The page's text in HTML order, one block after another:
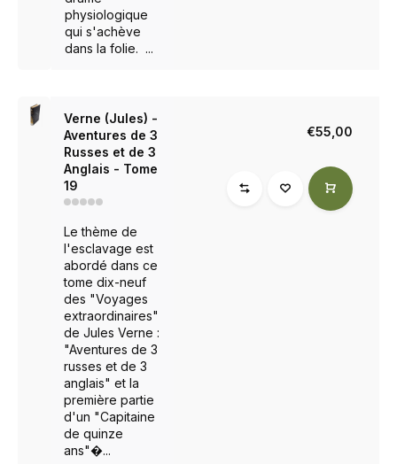
physiologique
qui s'achève
dans la folie. ...
Verne (Jules) -
Aventures de 3
Russes et de 3
Anglais - Tome
19
Le thème de
l'esclavage est
abordé dans ce
tome dix-neuf
des "Voyages
extraordinaires"
de Jules Verne :
"Aventures de 3
russes et de 3
anglais" et la
première partie
d'un "Capitaine
de quinze
ans"�...
€55,00